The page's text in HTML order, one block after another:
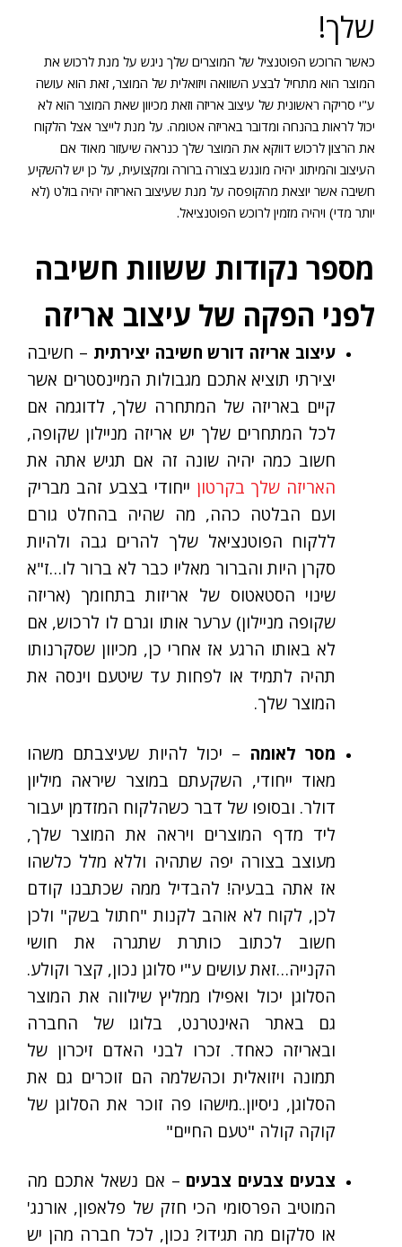
שלך!
כאשר הרוכש הפוטנציל של המוצרים שלך ניגש על מנת לרכוש את
המוצר הוא מתחיל לבצע השוואה ויזואלית של המוצר, זאת הוא עושה
ע"י סריקה ראשונית של עיצוב אריזה וזאת מכיוון שאת המוצר הוא לא
יכול לראות בהנחה ומדובר באריזה אטומה. על מנת לייצר אצל הלקוח
את הרצון לרכוש דווקא את המוצר שלך כנראה שיעזור מאוד אם
העיצוב והמיתוג יהיה מונגש בצורה ברורה ומקצועית, על כן יש להשקיע
חשיבה אשר יוצאת מהקופסה על מנת שעיצוב האריזה יהיה בולט (לא
יותר מדי) ויהיה מזמין לרוכש הפוטנציאל.
מספר נקודות ששוות חשיבה
לפני הפקה של עיצוב אריזה
עיצוב אריזה דורש חשיבה יצירתית – חשיבה
יצירתי תוציא אתכם מגבולות המיינסטרים אשר
קיים באריזה של המתחרה שלך, לדוגמה אם
לכל המתחרים שלך יש אריזה מניילון שקופה,
חשוב כמה יהיה שונה זה אם תגיש אתה את
האריזה שלך בקרטון ייחודי בצבע זהב מבריק
ועם הבלטה כהה, מה שהיה בהחלט גורם
ללקוח הפוטנציאל שלך להרים גבה ולהיות
סקרן היות והברור מאליו כבר לא ברור לו…ז"א
שינוי הסטאטוס של אריזות בתחומך (אריזה
שקופה מניילון) ערער אותו וגרם לו לרכוש, אם
לא באותו הרגע אז אחרי כן, מכיוון שסקרנותו
תהיה לתמיד או לפחות עד שיטעם וינסה את
המוצר שלך.
מסר לאומה – יכול להיות שעיצבתם משהו
מאוד ייחודי, השקעתם במוצר שיראה מיליון
דולר. ובסופו של דבר כשהלקוח המזדמן יעבור
ליד מדף המוצרים ויראה את המוצר שלך,
מעוצב בצורה יפה שתהיה וללא מלל כלשהו
אז אתה בבעיה! להבדיל ממה שכתבנו קודם
לכן, לקוח לא אוהב לקנות "חתול בשק" ולכן
חשוב לכתוב כותרת שתגרה את חושי
הקנייה…זאת עושים ע"י סלוגן נכון, קצר וקולע.
הסלוגן יכול ואפילו ממליץ שילווה את המוצר
גם באתר האינטרנט, בלוגו של החברה
ובאריזה כאחד. זכרו לבני האדם זיכרון של
תמונה ויזואלית וכהשלמה הם זוכרים גם את
הסלוגן, ניסיון..מישהו פה זוכר את הסלוגן של
קוקה קולה "טעם החיים"
צבעים צבעים צבעים – אם נשאל אתכם מה
המוטיב הפרסומי הכי חזק של פלאפון, אורנג'
או סלקום מה תגידו? נכון, לכל חברה מהן יש